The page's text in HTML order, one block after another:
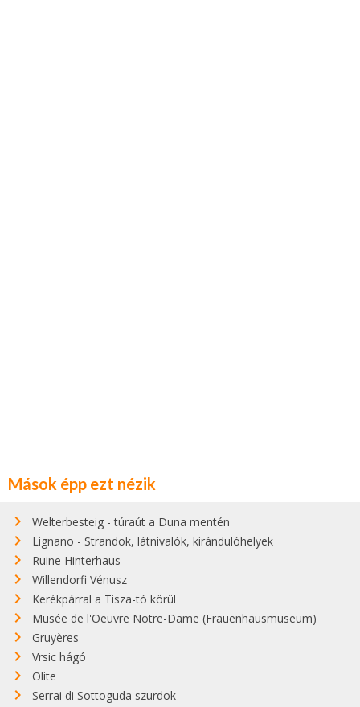
Mások épp ezt nézik
Welterbesteig - túraút a Duna mentén
Lignano - Strandok, látnivalók, kirándulóhelyek
Ruine Hinterhaus
Willendorfi Vénusz
Kerékpárral a Tisza-tó körül
Musée de l'Oeuvre Notre-Dame (Frauenhausmuseum)
Gruyères
Vrsic hágó
Olite
Serrai di Sottoguda szurdok